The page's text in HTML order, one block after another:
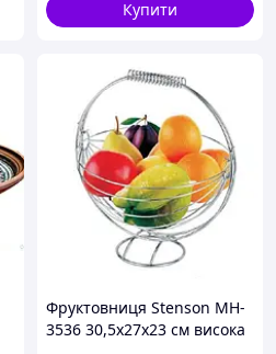
Купити
Фруктовниця Stenson MH-
3536 30,5х27х23 см висока